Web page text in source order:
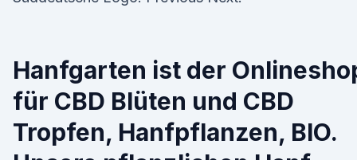
Hanfgarten ist der
für CBD Blüten und CBD
Tropfen, Hanfpflanzen, BIO.